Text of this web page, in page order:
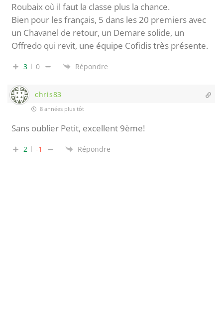
Roubaix où il faut la classe plus la chance.
Bien pour les français, 5 dans les 20 premiers avec
un Chavanel de retour, un Demare solide, un
Offredo qui revit, une équipe Cofidis très présente.
3 0 Répondre
chris83
8 années plus tôt
Sans oublier Petit, excellent 9ème!
2 -1 Répondre